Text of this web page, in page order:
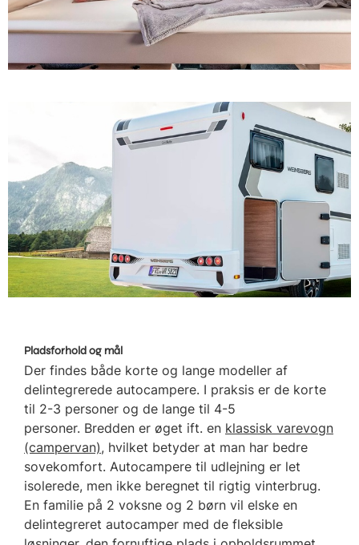
Pladsforhold og mål
Der findes både korte og lange modeller af
delintegrerede autocampere. I praksis er de korte
til 2-3 personer og de lange til 4-5
personer. Bredden er øget ift. en klassisk varevogn
(campervan), hvilket betyder at man har bedre
sovekomfort. Autocampere til udlejning er let
isolerede, men ikke beregnet til rigtig vinterbrug.
En familie på 2 voksne og 2 børn vil elske en
delintegreret autocamper med de fleksible